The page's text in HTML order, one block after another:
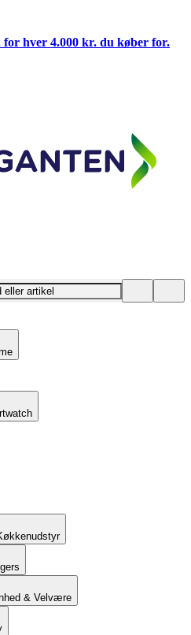
hver 4.000 kr. du køber for.
& Velvære